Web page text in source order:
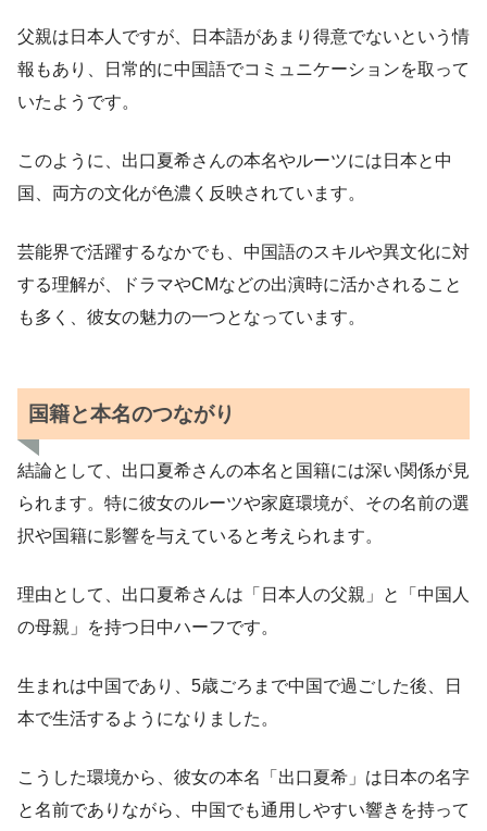
父親は日本人ですが、日本語があまり得意でないという情
報もあり、日常的に中国語でコミュニケーションを取って
いたようです。
このように、出口夏希さんの本名やルーツには日本と中
国、両方の文化が色濃く反映されています。
芸能界で活躍するなかでも、中国語のスキルや異文化に対
する理解が、ドラマやCMなどの出演時に活かされること
も多く、彼女の魅力の一つとなっています。
国籍と本名のつながり
結論として、出口夏希さんの本名と国籍には深い関係が見
られます。特に彼女のルーツや家庭環境が、その名前の選
択や国籍に影響を与えていると考えられます。
理由として、出口夏希さんは「日本人の父親」と「中国人
の母親」を持つ日中ハーフです。
生まれは中国であり、5歳ごろまで中国で過ごした後、日
本で生活するようになりました。
こうした環境から、彼女の本名「出口夏希」は日本の名字
と名前でありながら、中国でも通用しやすい響きを持って